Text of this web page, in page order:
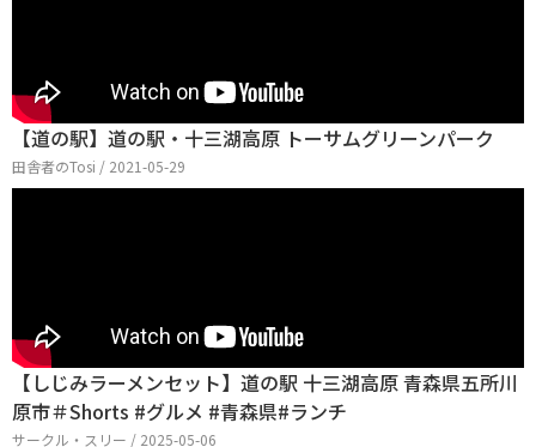
【道の駅】道の駅・十三湖高原 トーサムグリーンパーク
田舎者のTosi / 2021-05-29
【しじみラーメンセット】道の駅 十三湖高原 青森県五所川
原市＃Shorts #グルメ #青森県#ランチ
サークル・スリー / 2025-05-06